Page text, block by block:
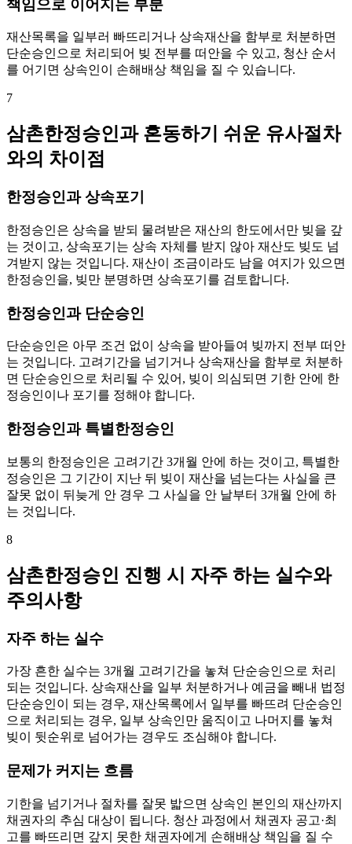
책임으로 이어지는 부분
재산목록을 일부러 빠뜨리거나 상속재산을 함부로 처분하면
단순승인으로 처리되어 빚 전부를 떠안을 수 있고, 청산 순서
를 어기면 상속인이 손해배상 책임을 질 수 있습니다.
7
삼촌한정승인과 혼동하기 쉬운 유사절차
와의 차이점
한정승인과 상속포기
한정승인은 상속을 받되 물려받은 재산의 한도에서만 빚을 갚
는 것이고, 상속포기는 상속 자체를 받지 않아 재산도 빚도 넘
겨받지 않는 것입니다. 재산이 조금이라도 남을 여지가 있으면
한정승인을, 빚만 분명하면 상속포기를 검토합니다.
한정승인과 단순승인
단순승인은 아무 조건 없이 상속을 받아들여 빚까지 전부 떠안
는 것입니다. 고려기간을 넘기거나 상속재산을 함부로 처분하
면 단순승인으로 처리될 수 있어, 빚이 의심되면 기한 안에 한
정승인이나 포기를 정해야 합니다.
한정승인과 특별한정승인
보통의 한정승인은 고려기간 3개월 안에 하는 것이고, 특별한
정승인은 그 기간이 지난 뒤 빚이 재산을 넘는다는 사실을 큰
잘못 없이 뒤늦게 안 경우 그 사실을 안 날부터 3개월 안에 하
는 것입니다.
8
삼촌한정승인 진행 시 자주 하는 실수와
주의사항
자주 하는 실수
가장 흔한 실수는 3개월 고려기간을 놓쳐 단순승인으로 처리
되는 것입니다. 상속재산을 일부 처분하거나 예금을 빼내 법정
단순승인이 되는 경우, 재산목록에서 일부를 빠뜨려 단순승인
으로 처리되는 경우, 일부 상속인만 움직이고 나머지를 놓쳐
빚이 뒷순위로 넘어가는 경우도 조심해야 합니다.
문제가 커지는 흐름
기한을 넘기거나 절차를 잘못 밟으면 상속인 본인의 재산까지
채권자의 추심 대상이 됩니다. 청산 과정에서 채권자 공고·최
고를 빠뜨리면 갚지 못한 채권자에게 손해배상 책임을 질 수